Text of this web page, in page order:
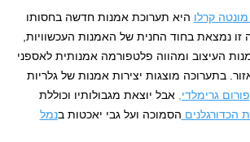
קרלו היא תערוכת אמנות חדשה בחסותו
זו נמצאת בחוד החנית של האמנות העכשוויות,
העיצוב ומהווה פלטפורמה אמנותית לאספני
בתערוכה מוצגות יצירות אמנות של גלריות
פורום גרימלדי, אבל יוצאת מגבולותיו וכוללת
הכדורגלנים הסמוכה ועל גבי יאכטות בנמל